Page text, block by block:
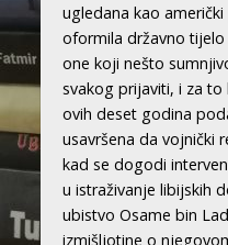
ugledana kao
oformila državno
one koji nešto
svakog prijaviti, i za
ovih deset godina
usavršena da vojnički
kad se dogodi
u istraživanje libijskih
ubistvo Osame bin
izmišljotine o